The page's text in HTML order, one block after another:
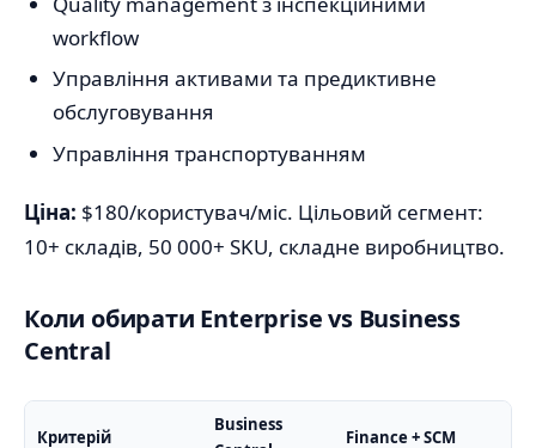
workflow
Управління активами та предиктивне
обслуговування
Управління транспортуванням
Ціна: $180/користувач/міс. Цільовий сегмент:
10+ складів, 50 000+ SKU, складне виробництво.
Коли обирати Enterprise vs Business
Central
Критерій
Business
Finance + SCM